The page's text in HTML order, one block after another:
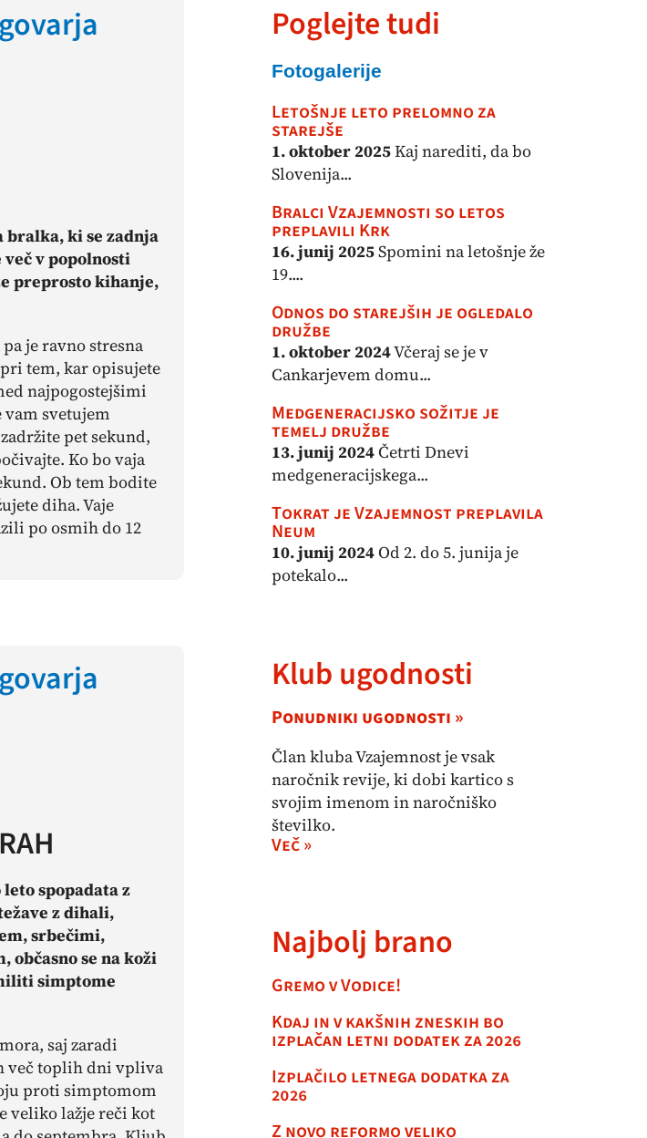
bralka, ki se zadnja
v popolnosti
preprosto kihanje,
je ravno stresna
tem, kar opisujete
najpogostejšimi
svetujem
pet sekund,
Ko bo vaja
Ob tem bodite
diha. Vaje
po osmih do 12
spopadata z
z dihali,
srbečimi,
občasno se na koži
simptome
saj zaradi
več toplih dni vpliva
proti simptomom
veliko lažje reči kot
Poglejte tudi
Fotogalerije
Letošnje leto prelomno za
starejše
1. oktober 2025Kaj narediti, da bo
Slovenija...
Bralci Vzajemnosti so letos
preplavili Krk
16. junij 2025Spomini na letošnje že
19....
Odnos do starejših je ogledalo
družbe
1. oktober 2024Včeraj se je v
Cankarjevem domu...
Medgeneracijsko sožitje je
temelj družbe
13. junij 2024Četrti Dnevi
medgeneracijskega...
Tokrat je Vzajemnost preplavila
Neum
10. junij 2024Od 2. do 5. junija je
potekalo...
Klub ugodnosti
Ponudniki ugodnosti »
Član kluba Vzajemnost je vsak
naročnik revije, ki dobi kartico s
svojim imenom in naročniško
številko.
Več »
Najbolj brano
Gremo v Vodice!
Kdaj in v kakšnih zneskih bo
izplačan letni dodatek za 2026
Izplačilo letnega dodatka za
2026
Z novo reformo veliko